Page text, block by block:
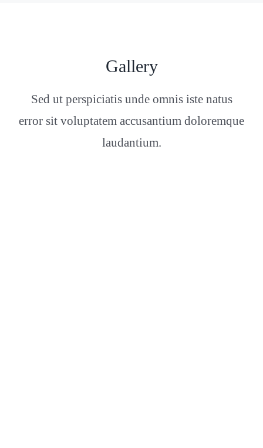
Gallery
Sed ut perspiciatis unde omnis iste natus
error sit voluptatem accusantium doloremque
laudantium.